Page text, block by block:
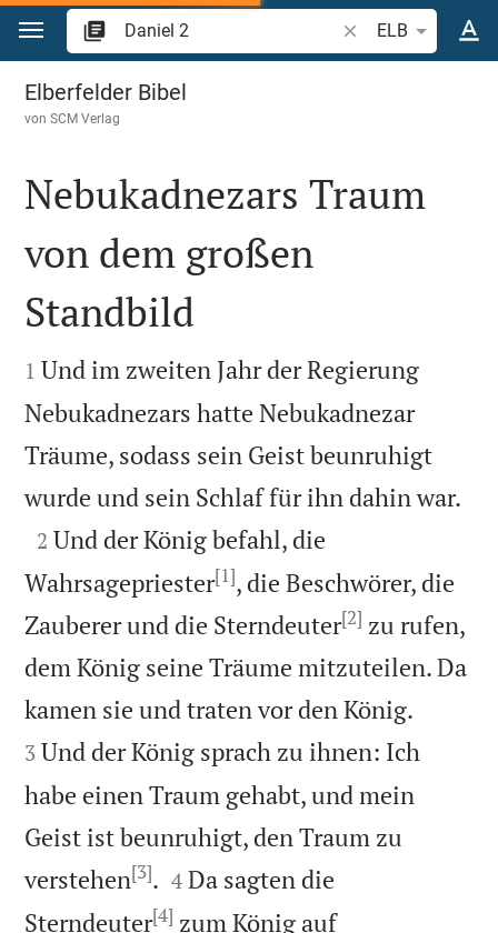
Zum Inhalt springen
Bibelstelle oder
ELB
Daniel 2
Elberfelder Bibel
vonSCM Verlag

Nebukadnezars Traum
von dem großen
Standbild

1 Und im zweiten Jahr der Regierung
Nebukadnezars hatte Nebukadnezar
Träume, sodass sein Geist beunruhigt
wurde und sein Schlaf für ihn dahin war.

2 Und der König befahl, die
Wahrsagepriester[1], die Beschwörer, die
Zauberer und die Sterndeuter[2] zu rufen,
dem König seine Träume mitzuteilen. Da
kamen sie und traten vor den König.
3 Und der König sprach zu ihnen: Ich
habe einen Traum gehabt, und mein
Geist ist beunruhigt, den Traum zu
verstehen[3]. 

4 Da sagten die
Sterndeuter[4] zum König auf